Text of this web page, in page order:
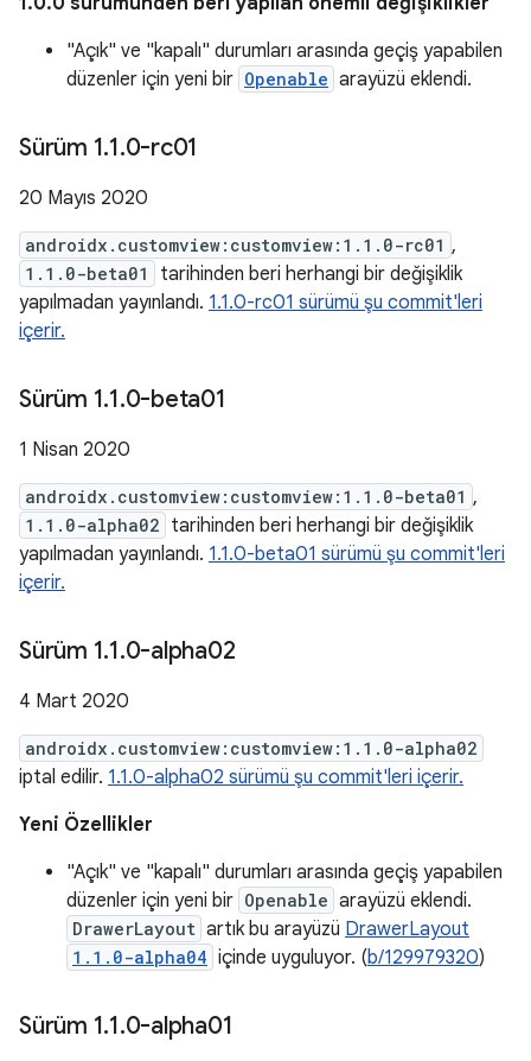
"Açık" ve "kapalı" durumları arasında geçiş yapabilen
düzenler için yeni bir Openable arayüzü eklendi.
Sürüm 1.1.0-rc01
20 Mayıs 2020
androidx.customview:customview:1.1.0-rc01 ,
1.1.0-beta01
tarihinden beri herhangi bir değişiklik
yapılmadan yayınlandı. 1.1.0-rc01 sürümü şu commit'leri
içerir.
Sürüm 1.1.0-beta01
1 Nisan 2020
androidx.customview:customview:1.1.0-beta01 ,
1.1.0-alpha02 tarihinden beri herhangi bir değişiklik
yapılmadan yayınlandı. 1.1.0-beta01 sürümü şu commit'leri
içerir.
Sürüm 1.1.0-alpha02
4 Mart 2020
androidx.customview:customview:1.1.0-alpha02
iptal edilir. 1.1.0-alpha02 sürümü şu commit'leri içerir.
Yeni Özellikler
"Açık" ve "kapalı" durumları arasında geçiş yapabilen
düzenler için yeni bir Openable arayüzü eklendi.
DrawerLayout artık bu arayüzü DrawerLayout
1.1.0-alpha04 içinde uyguluyor. (b/129979320)
Sürüm 1.1.0-alpha01